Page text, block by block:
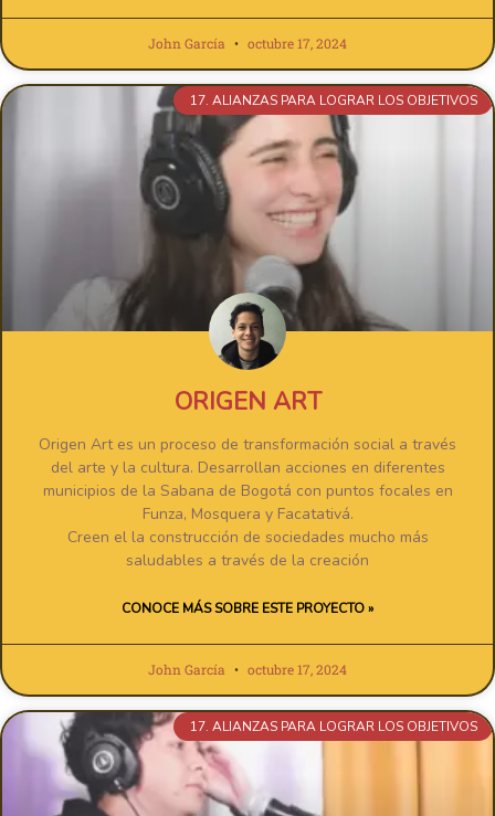
John García octubre 17, 2024
17. ALIANZAS PARA LOGRAR LOS OBJETIVOS
ORIGEN ART
Origen Art es un proceso de transformación social a través
del arte y la cultura. Desarrollan acciones en diferentes
municipios de la Sabana de Bogotá con puntos focales en
Funza, Mosquera y Facatativá.
Creen el la construcción de sociedades mucho más
saludables a través de la creación
CONOCE MÁS SOBRE ESTE PROYECTO »
John García octubre 17, 2024
17. ALIANZAS PARA LOGRAR LOS OBJETIVOS